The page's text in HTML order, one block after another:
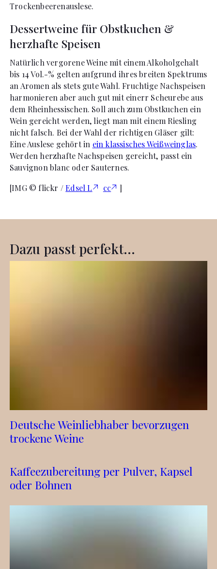
Trockenbeerenauslese.
Dessertweine für Obstkuchen &
herzhafte Speisen
Natürlich vergorene Weine mit einem Alkoholgehalt
bis 14 Vol.-% gelten aufgrund ihres breiten Spektrums
an Aromen als stets gute Wahl. Fruchtige Nachspeisen
harmonieren aber auch gut mit einerr Scheurebe aus
dem Rheinhessischen. Soll auch zum Obstkuchen ein
Wein gereicht werden, liegt man mit einem Riesling
nicht falsch. Bei der Wahl der richtigen Gläser gilt:
Eine Auslese gehört in ein klassisches Weißweinglas.
Werden herzhafte Nachspeisen gereicht, passt ein
Sauvignon blanc oder Sauternes.
[IMG © flickr /Edsel L cc ]
Dazu passt perfekt...
Deutsche Weinliebhaber bevorzugen
trockene Weine
Kaffeezubereitung per Pulver, Kapsel
oder Bohnen